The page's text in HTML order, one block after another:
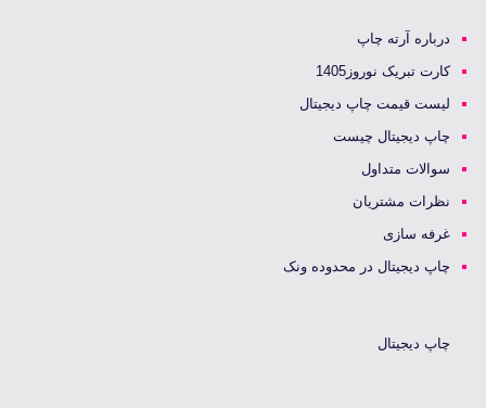
درباره آرته چاپ
کارت تبریک نوروز1405
لیست قیمت چاپ دیجیتال
چاپ دیجیتال چیست
سوالات متداول
نظرات مشتریان
غرفه سازی
چاپ دیجیتال در محدوده ونک
چاپ دیجیتال